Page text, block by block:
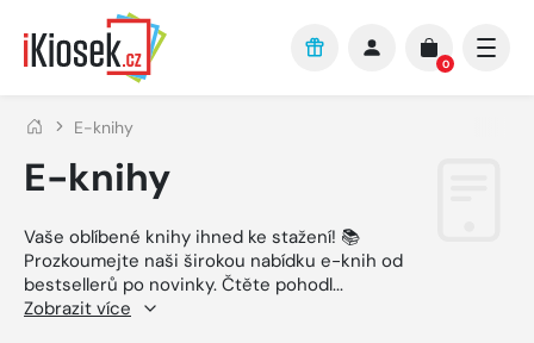
Přejít na hlavní obsah
0
E-knihy
E-knihy
Vaše oblíbené knihy ihned ke stažení! 📚
Prozkoumejte naši širokou nabídku e-knih od
bestsellerů po novinky. Čtěte pohodl...
Zobrazit více